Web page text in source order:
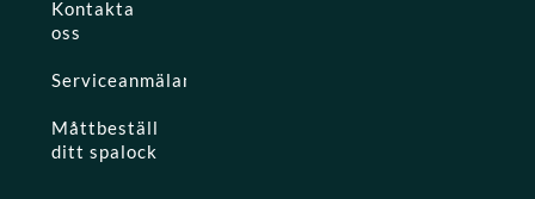
Kontakta
oss
Serviceanmälan
Måttbeställ
ditt spalock